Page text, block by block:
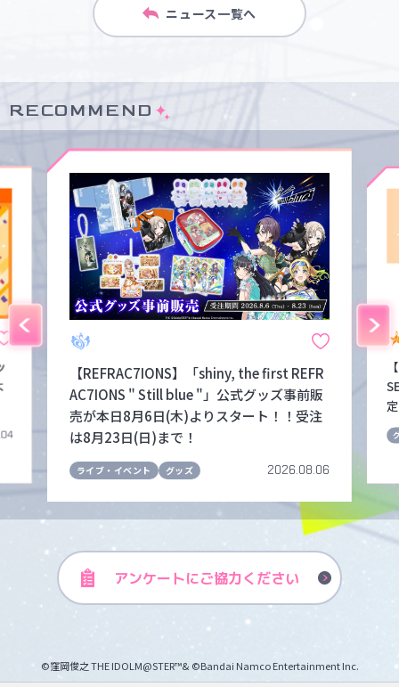
ニュース一覧へ
RECOMMEND
【REFRAC7IONS】「shiny, the first REFR
AC7IONS " Still blue "」公式グッズ事前販
売が本日8月6日(木)よりスタート！！受注
は8月23日(日)まで！
ライブ・イベント グッズ 2026.08.06
アンケートにご協力ください
©窪岡俊之 THE IDOLM@STER™& ©Bandai Namco Entertainment Inc.